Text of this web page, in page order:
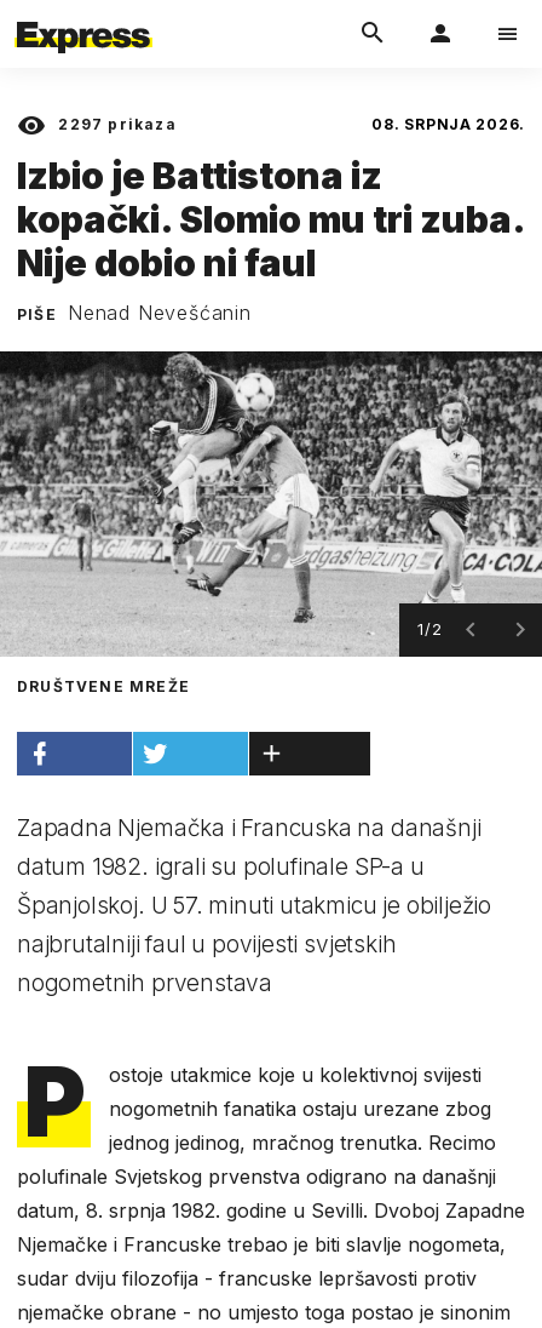
2297 prikaza 08. SRPNJA 2026.
Izbio je Battistona iz
kopački. Slomio mu tri zuba.
Nije dobio ni faul
PIŠE Nenad Nevešćanin
1/2
DRUŠTVENE MREŽE
Zapadna Njemačka i Francuska na današnji
datum 1982. igrali su polufinale SP-a u
Španjolskoj. U 57. minuti utakmicu je obilježio
najbrutalniji faul u povijesti svjetskih
nogometnih prvenstava
P
ostoje utakmice koje u kolektivnoj svijesti
nogometnih fanatika ostaju urezane zbog
jednog jedinog, mračnog trenutka. Recimo
polufinale Svjetskog prvenstva odigrano na današnji
datum, 8. srpnja 1982. godine u Sevilli. Dvoboj Zapadne
Njemačke i Francuske trebao je biti slavlje nogometa,
sudar dviju filozofija - francuske lepršavosti protiv
njemačke obrane - no umjesto toga postao je sinonim